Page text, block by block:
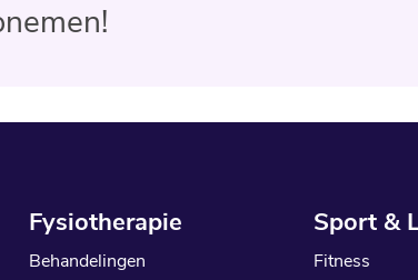
Fysiotherapie
Behandelingen
Sport &
Fitness